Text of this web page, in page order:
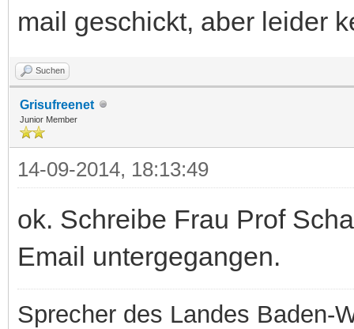
mail geschickt, aber leider
Suchen
Grisufreenet
Junior Member
14-09-2014, 18:13:49
ok. Schreibe Frau Prof
Email untergegangen.
Sprecher des Landes Baden-